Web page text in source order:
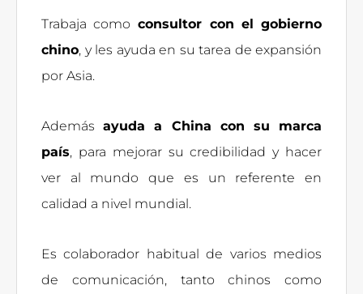
Trabaja como consultor con el gobierno
chino, y les ayuda en su tarea de expansión
por Asia.
Ademásayuda a China con su marca
país, para mejorar su credibilidad y hacer
ver al mundo que es un referente en
calidad a nivel mundial.
Es colaborador habitual de varios medios
de comunicación, tanto chinos como